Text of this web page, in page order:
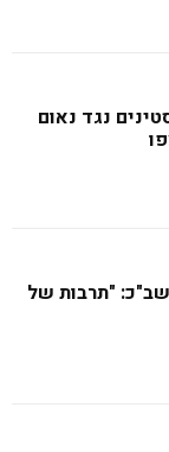
נגד נאום
"תרבות של